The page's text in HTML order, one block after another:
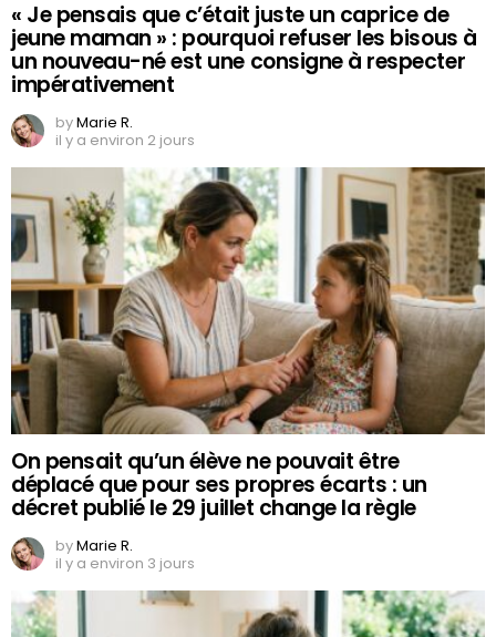
« Je pensais que c’était juste un caprice de
jeune maman » : pourquoi refuser les bisous à
un nouveau-né est une consigne à respecter
impérativement
byMarie R.
il y a environ 2 jours
On pensait qu’un élève ne pouvait être
déplacé que pour ses propres écarts : un
décret publié le 29 juillet change la règle
byMarie R.
il y a environ 3 jours